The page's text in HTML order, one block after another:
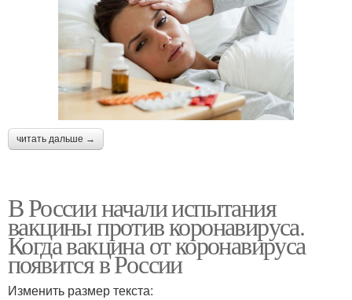
читать дальше →
В России начали испытания
вакцины против коронавируса.
Когда вакцина от коронавируса
появится в России
Изменить размер текста: